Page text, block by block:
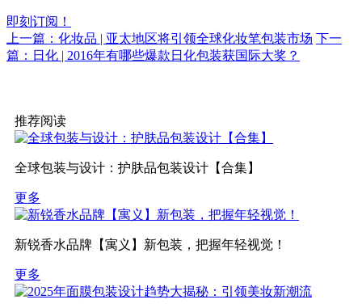
即刻订阅！
上一篇：化妆品 | 亚太地区将引领全球化妆笔包装市场 下一
篇：日化 | 2016年有哪些爆款日化包装获国际大奖？
推荐阅读
全球包装与设计：护肤品包装设计【合集】
更多
新锐香水品牌【寓义】新包装，把握年轻视觉！
更多